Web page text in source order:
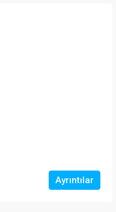
Ayrıntılar